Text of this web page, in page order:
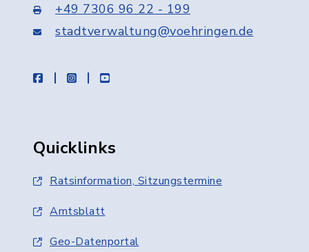
+49 7306 96 22 - 199
stadtverwaltung@voehringen.de
facebookinstagramyoutube
Quicklinks
Ratsinformation, Sitzungstermine
Amtsblatt
Geo-Datenportal